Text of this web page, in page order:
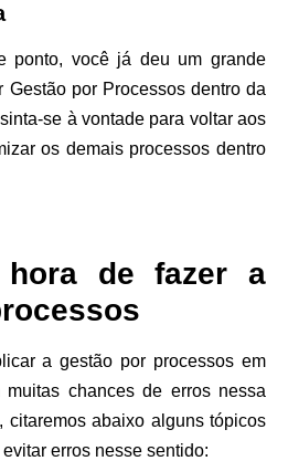
ponto, você já deu um grande
Gestão por Processos dentro da
se à vontade para voltar aos
os demais processos dentro
de fazer a
a gestão por processos em
muitas chances de erros nessa
citaremos abaixo alguns tópicos
erros nesse sentido: